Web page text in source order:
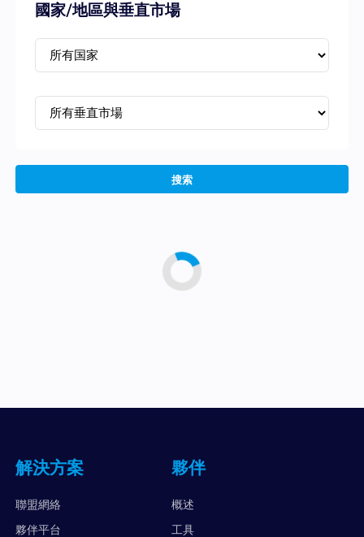
國家/地區與垂直市場
搜索
解決方案
聯盟網絡
夥伴平台
夥伴
概述
工具